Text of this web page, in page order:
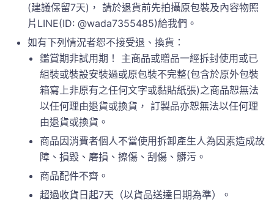
(建議保留7天)， 請於退貨前先拍攝原包裝及內容物照
片LINE(ID: @wada7355485)給我們。
如有下列情況者恕不接受退、換貨：
鑑賞期非試用期！ 主商品或贈品一經拆封使用或已
組裝或裝設安裝過或原包裝不完整(包含於原外包裝
箱寫上非原有之任何文字或黏貼紙張)之商品恕無法
以任何理由退貨或換貨， 訂製品亦恕無法以任何理
由退貨或換貨。
商品因消費者個人不當使用拆卸產生人為因素造成故
障、損毀、磨損、擦傷、刮傷、髒污。
商品配件不齊。
超過收貨日起7天（以貨品送達日期為準）。